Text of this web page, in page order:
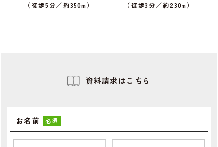
（徒歩5分／約350m）
（徒歩3分／約230m）
資料請求はこちら
お名前 必須